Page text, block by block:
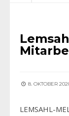
8. OKTOBER
LEMSAHL-